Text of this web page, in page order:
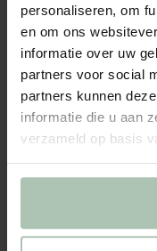
personaliseren, om
en om ons
informatie over uw
partners voor social
partners kunnen
informatie die u aan
verzameld op basis
Kleuren